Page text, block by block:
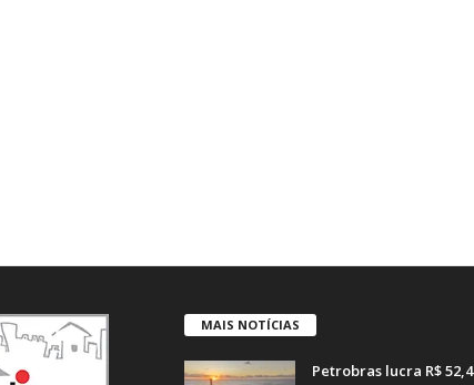
MAIS NOTÍCIAS
Petrobras lucra R$ 52,4